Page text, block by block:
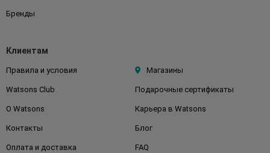
Бренды
Клиентам
Правила и условия Магазины
Watsons Club Подарочные сертификаты
О Watsons Карьера в Watsons
Контакты Блог
Оплата и доставка FAQ